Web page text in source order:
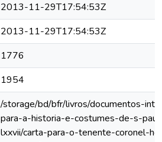
2013-11-29T17:54:53Z
2013-11-29T17:54:53Z
1776
1954
/storage/bd/bfr/livros/documentos-
para-a-historia-e-costumes-de-s-
lxxvii/carta-para-o-tenente-coronel-